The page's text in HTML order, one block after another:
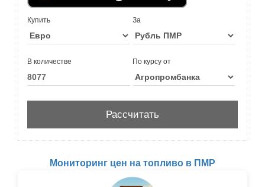
Купить За
В количестве По курсу от
Мониторинг цен на топливо в ПМР